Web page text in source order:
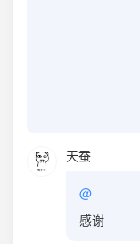
天蚕
@
感谢